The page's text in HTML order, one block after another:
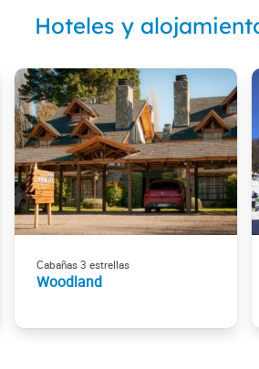
Hoteles y
Cabañas 3 estrellas
Woodland